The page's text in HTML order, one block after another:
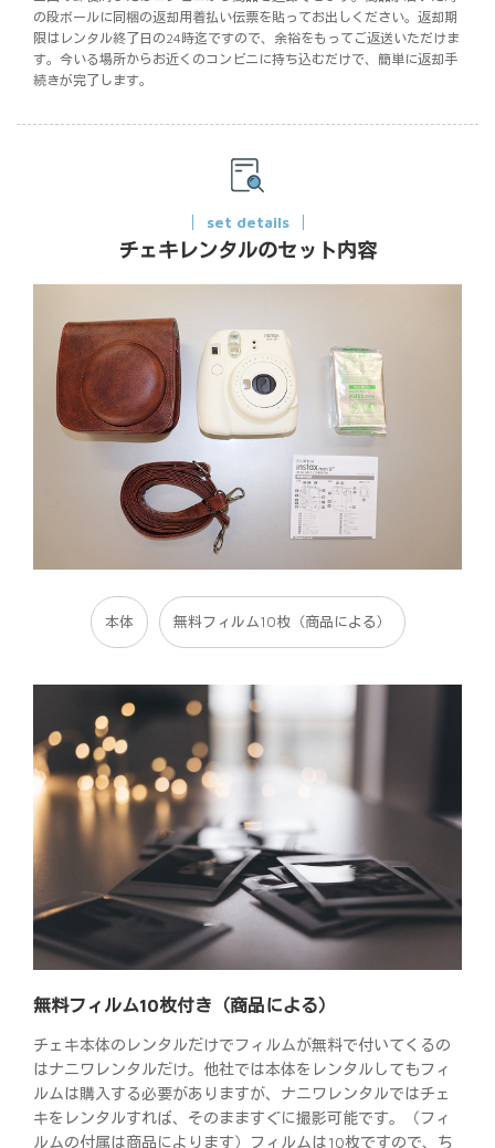
の段ボールに同梱の返却用着払い伝票を貼ってお出しください。返却期
限はレンタル終了日の24時迄ですので、余裕をもってご返送いただけま
す。今いる場所からお近くのコンビニに持ち込むだけで、簡単に返却手
続きが完了します。
set details
チェキレンタルのセット内容
本体 無料フィルム10枚（商品による）
無料フィルム10枚付き（商品による）
チェキ本体のレンタルだけでフィルムが無料で付いてくるの
はナニワレンタルだけ。他社では本体をレンタルしてもフィ
ルムは購入する必要がありますが、ナニワレンタルではチェ
キをレンタルすれば、そのまますぐに撮影可能です。（フィ
ルムの付属は商品によります）フィルムは10枚ですので、ち